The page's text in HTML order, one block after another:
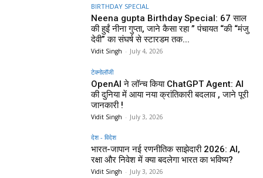
BIRTHDAY SPECIAL
Neena gupta Birthday Special: 67 साल
की हुईं नीना गुप्ता, जाने कैसा रहा ” पंचायत “की “मंजु
देवी” का संघर्ष से स्टारडम तक...
Vidit Singh - July 4, 2026
टेक्नोलॉजी
OpenAI ने लॉन्च किया ChatGPT Agent: AI
की दुनिया में आया नया क्रांतिकारी बदलाव , जाने पूरी
जानकारी !
Vidit Singh - July 3, 2026
देश - विदेश
भारत-जापान नई रणनीतिक साझेदारी 2026: AI,
रक्षा और निवेश में क्या बदलेगा भारत का भविष्य?
Vidit Singh - July 3, 2026